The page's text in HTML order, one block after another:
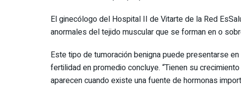
El ginecólogo del Hospital II de Vitarte de la Red
anormales del tejido muscular que se forman en o
Este tipo de tumoración benigna puede presentarse
fertilidad en promedio concluye. “Tienen su
aparecen cuando existe una fuente de hormonas